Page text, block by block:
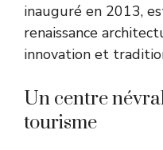
inauguré en 2013,
renaissance
innovation et
Un centre
tourisme